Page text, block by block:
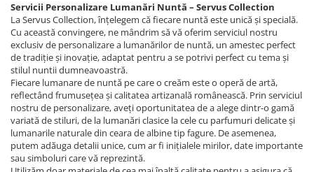
Servicii Personalizare Lumanări Nuntă – Servus Collection
La Servus Collection, înțelegem că fiecare nuntă este unică și specială.
Cu această convingere, ne mândrim să vă oferim serviciul nostru
exclusiv de personalizare a lumanărilor de nuntă, un amestec perfect
de tradiție și inovație, adaptat pentru a se potrivi perfect cu tema și
stilul nuntii dumneavoastră.
Fiecare lumanare de nuntă pe care o creăm este o operă de artă,
reflectând frumusețea și calitatea artizanală românească. Prin serviciul
nostru de personalizare, aveți oportunitatea de a alege dintr-o gamă
variată de stiluri, de la lumanări clasice la cele cu parfumuri delicate și
lumanarile naturale din ceara de albine tip fagure. De asemenea,
putem adăuga detalii unice, cum ar fi inițialele mirilor, date importante
sau simboluri care vă reprezintă.